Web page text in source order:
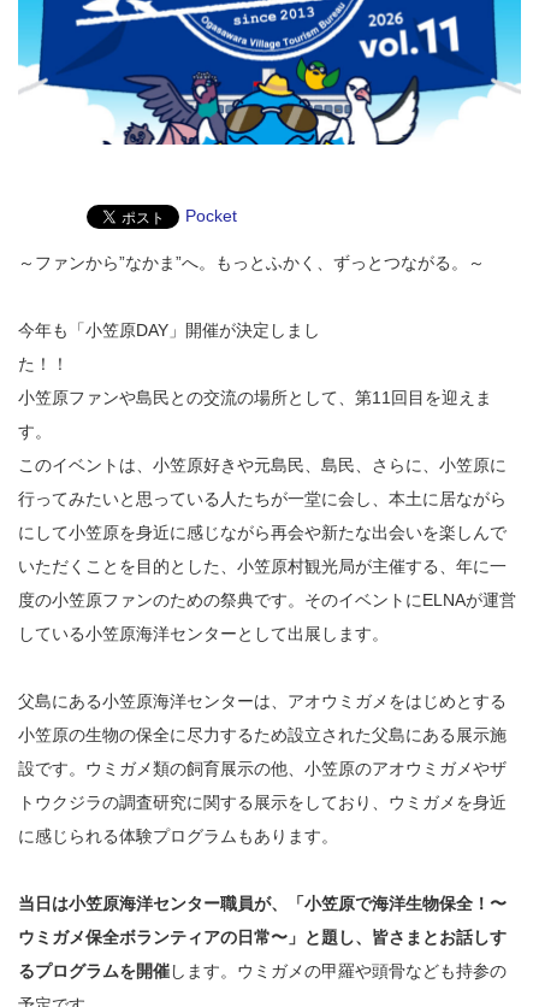
Pocket
～ファンから”なかま”へ。もっとふかく、ずっとつながる。～
今年も「小笠原DAY」開催が決定しまし
た
小笠原ファンや島民との交流の場所として、第11回目を迎えま
このイベントは、小笠原好きや元島民、島民、さらに、小笠原に
行ってみたいと思っている人たちが一堂に会し、本土に居ながら
にして小笠原を身近に感じながら再会や新たな出会いを楽しんで
いただくことを目的とした、小笠原村観光局が主催する、年に一
度の小笠原ファンのための祭典です。そのイベントにELNAが運営
している小笠原海洋センターとして出展します。
父島にある小笠原海洋センターは、アオウミガメをはじめとする
小笠原の生物の保全に尽力するため設立された父島にある展示施
設です。ウミガメ類の飼育展示の他、小笠原のアオウミガメやザ
トウクジラの調査研究に関する展示をしており、ウミガメを身近
に感じられる体験プログラムもあります。
当日は小笠原海洋センター職員が、「小笠原で海洋生物保全！〜
ウミガメ保全ボランティアの日常〜」と題し、皆さまとお話しす
るプログラムを開催します。ウミガメの甲羅や頭骨なども持参の